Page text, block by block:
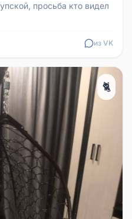
просьба кто видел
из VK
🐈